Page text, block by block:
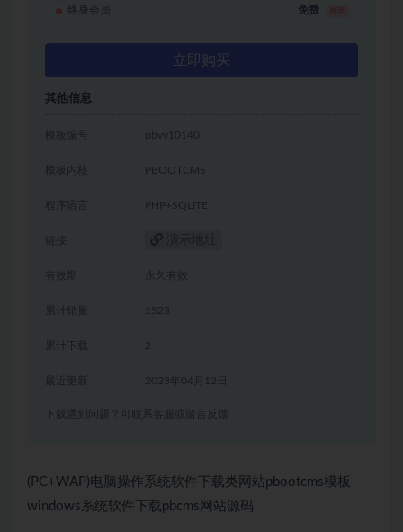
终身会员 免费
立即购买
其他信息
模板编号 pbvv10140
模板内核 PBOOTCMS
程序语言 PHP+SQLITE
链接
有效期 永久有效
累计销量 1523
累计下载 2
2023年04月12日
下载遇到问题？可联系客服或留言反馈
(PC+WAP)电脑操作系统软件下载类网站pbootcms模板
windows系统软件下载pbcms网站源码